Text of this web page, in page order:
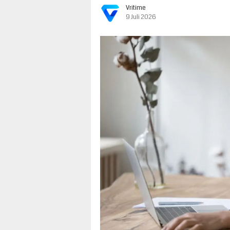
Vritime
9 Juli 2026